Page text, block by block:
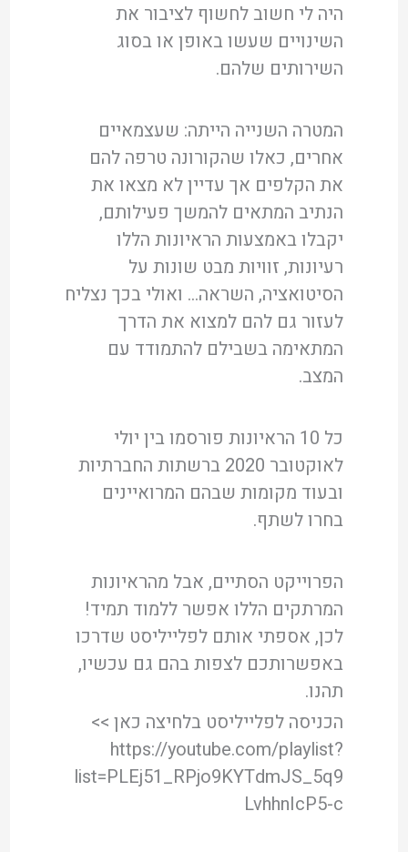
היה לי חשוב לחשוף לציבור את
השינויים שעשו באופן או בסוג
השירותים שלהם.
המטרה השנייה הייתה: שעצמאיים
אחרים, כאלו שהקורונה טרפה להם
את הקלפים אך עדיין לא מצאו את
הנתיב המתאים להמשך פעילותם,
יקבלו באמצעות הראיונות הללו
רעיונות, זוויות מבט שונות על
הסיטואציה, השראה… ואולי בכך נצליח
לעזור גם להם למצוא את הדרך
המתאימה בשבילם להתמודד עם
המצב.
כל 10 הראיונות פורסמו בין יולי
לאוקטובר 2020 ברשתות החברתיות
ובעוד מקומות שבהם המרואיינים
בחרו לשתף.
הפרוייקט הסתיים, אבל מהראיונות
המרתקים הללו אפשר ללמוד תמיד!
לכן, אספתי אותם לפלייליסט שדרכו
באפשרותכם לצפות בהם גם עכשיו,
תהנו.
הכניסה לפלייליסט בלחיצה כאן >>
https://youtube.com/playlist?
list=PLEj51_RPjo9KYTdmJS_5q9
LvhhnIcP5-c